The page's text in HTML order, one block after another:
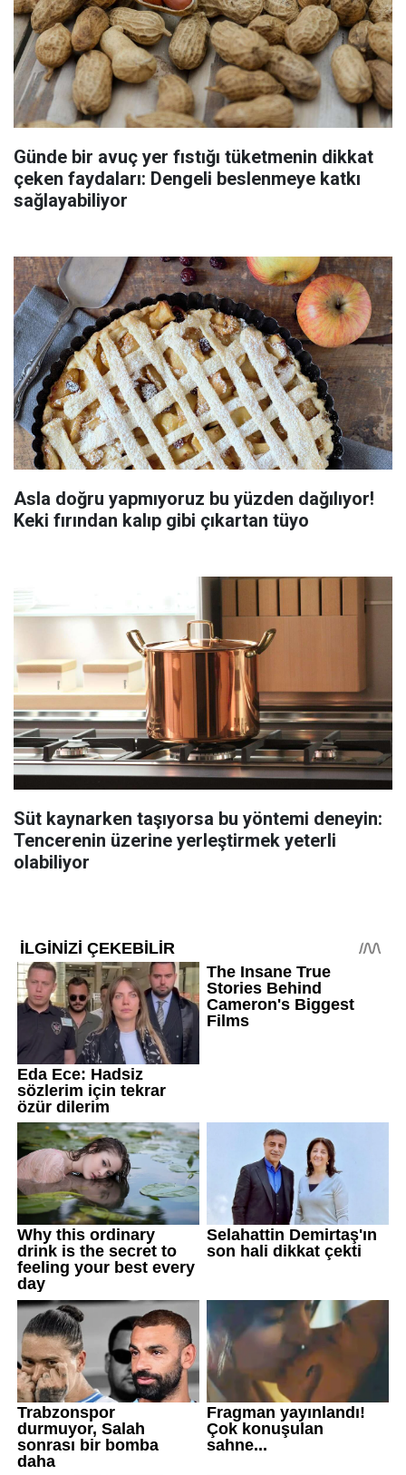
Günde bir avuç yer fıstığı tüketmenin dikkat
çeken faydaları: Dengeli beslenmeye katkı
sağlayabiliyor
Asla doğru yapmıyoruz bu yüzden dağılıyor!
Keki fırından kalıp gibi çıkartan tüyo
Süt kaynarken taşıyorsa bu yöntemi deneyin:
Tencerenin üzerine yerleştirmek yeterli
olabiliyor